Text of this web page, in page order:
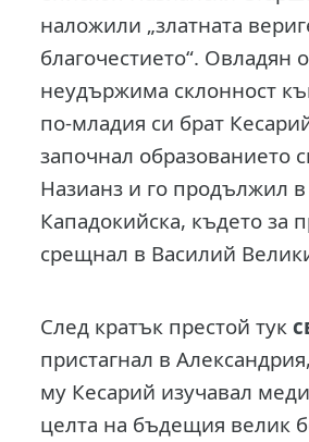
наложили „златната
благочестието“. Овладян
неудържима склонност
по-младия си брат
започнал образованието
Назианз и го продължил
Кападокийска, където за
срещнал в Василий
След кратък престой тук
пристагнал в
му Кесарий изучавал
целта на бъдещия велик